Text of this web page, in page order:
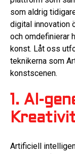
som aldrig
digital innovation
och omdefinierar
konst. Låt oss
teknikerna som
konstscenen.
1. AI-
Artificiell